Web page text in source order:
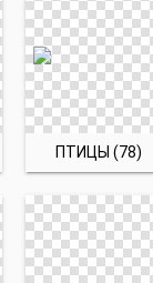
ПТИЦЫ (78)